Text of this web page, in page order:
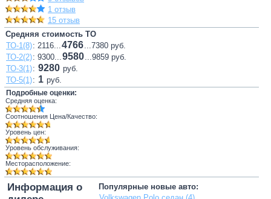
1 отзыв
15 отзыв
Средняя стоимость ТО
ТО-1(8): 2116...4766...7380 руб.
ТО-2(2): 9300...9580...9859 руб.
ТО-3(1): 9280 руб.
ТО-5(1): 1 руб.
Подробные оценки:
Средняя оценка:
Соотношения Цена/Качество:
Уровень цен:
Уровень обслуживания:
Месторасположение:
Популярные новые авто:
Информация о